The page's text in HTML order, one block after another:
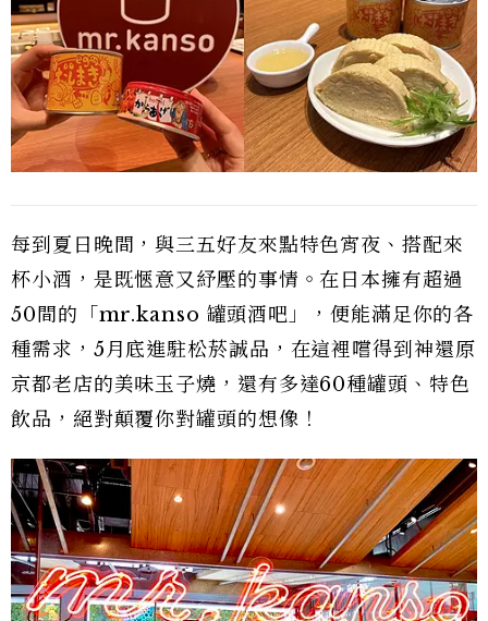
每到夏日晚間，與三五好友來點特色宵夜、搭配來
杯小酒，是既愜意又紓壓的事情。在日本擁有超過
50間的「mr.kanso 罐頭酒吧」，便能滿足你的各
種需求，5月底進駐松菸誠品，在這裡嚐得到神還原
京都老店的美味玉子燒，還有多達60種罐頭、特色
飲品，絕對顛覆你對罐頭的想像！